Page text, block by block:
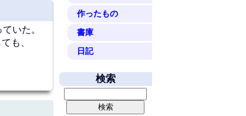
作ったもの
書庫
日記
いた。
も、
検索